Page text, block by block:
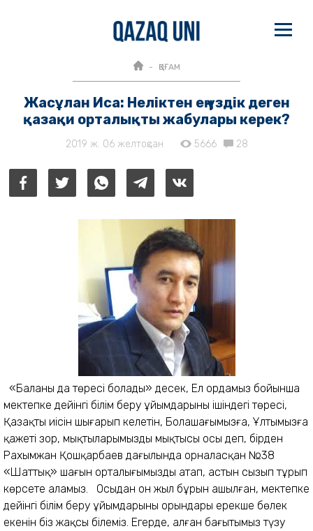
ҚОҒАМ
Жасұлан Иса: Неліктен ең үздік деген
қазақи орталықты жабулары керек?
2019 ж. 06 желтоқсан 5666 28
«Баланың да төресі болады» десек, Ел ордамыз бойынша
мектепке дейінгі білім беру ұйымдарының ішіндегі төресі,
Қазақтың иісін шығарып келетін, Болашағымызға, Ұлтымызға
қажеті зор, мықтыларымыздың мықтысы осы деп, бірден
Рахымжан Қошқарбаев даңғылында орналасқан №38
«Шаттық» шағын орталығымызды атап, астын сызып тұрып
көрсете аламыз. Осыдан он жыл бұрын ашылған, мектепке
дейінгі білім беру ұйымдарының орындары ерекше бөлек
екенін біз жақсы білеміз. Егерде, алған бағытымыз түзу